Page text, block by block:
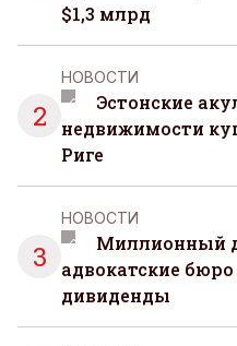
$1,3 млрд
2
НОВОСТИ
Эстонские
недвижимости
Риге
3
НОВОСТИ
Миллионный
адвокатские
дивиденды